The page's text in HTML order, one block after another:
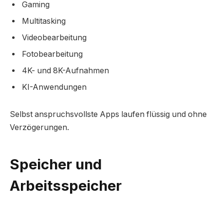
Gaming
Multitasking
Videobearbeitung
Fotobearbeitung
4K- und 8K-Aufnahmen
KI-Anwendungen
Selbst anspruchsvollste Apps laufen flüssig und ohne
Verzögerungen.
Speicher und
Arbeitsspeicher